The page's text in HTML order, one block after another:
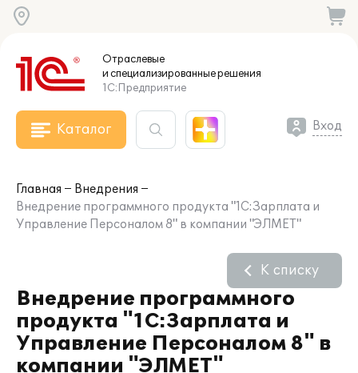
Отраслевые
и специализированныерешения
1С:Предприятие
Каталог Вход
Главная
Внедрения
Внедрение программного продукта "1С:Зарплата и
Управление Персоналом 8" в компании "ЭЛМЕТ"
Внедрение программного
продукта "1С:Зарплата и
Управление Персоналом 8" в
компании "ЭЛМЕТ"
К списку